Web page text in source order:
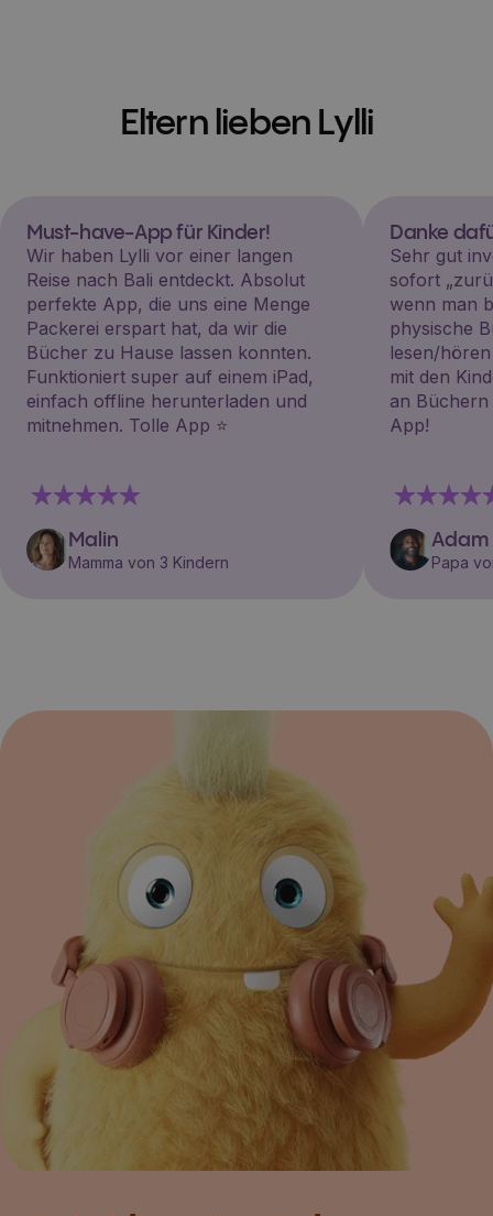
Eltern lieben Lylli
Must-have-App für Kinder!
Wir haben Lylli vor einer langen
Reise nach Bali entdeckt. Absolut
perfekte App, die uns eine Menge
Packerei erspart hat, da wir die
Bücher zu Hause lassen konnten.
Funktioniert super auf einem iPad,
einfach offline herunterladen und
mitnehmen. Tolle App ⭐️
Malin
Mamma von 3 Kindern
Danke
Sehr gut
sofort
wenn man
physische
lesen/
mit den
an Büchern
App!
Adam
Papa